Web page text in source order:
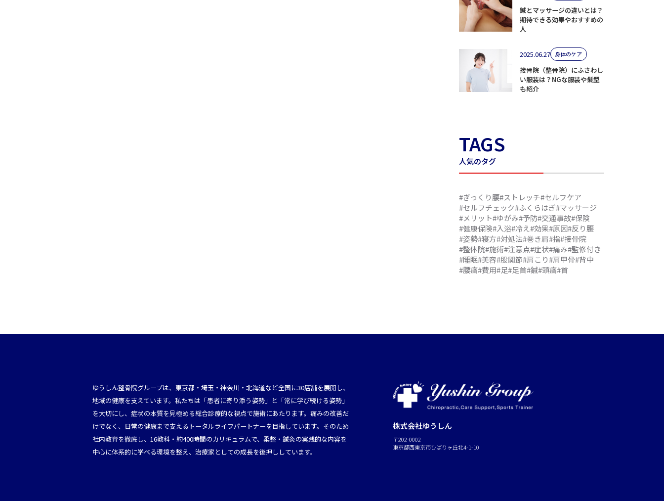
鍼とマッサージの違いとは？
期待できる効果やおすすめの
人
2025.06.27 身体のケア
接骨院（整骨院）にふさわし
い服装は？NGな服装や髪型
も紹介
TAGS
人気のタグ
#ぎっくり腰#ストレッチ#セルフケア
#セルフチェック#ふくらはぎ#マッサージ
#メリット#ゆがみ#予防#交通事故#保険
#健康保険#入浴#冷え#効果#原因#反り腰
#姿勢#寝方#対処法#巻き肩#指#接骨院
#整体院#施術#注意点#症状#痛み#監修付き
#睡眠#美容#股関節#肩こり#肩甲骨#背中
#腰痛#費用#足#足首#鍼#頭痛#首
ゆうしん整骨院グループは、東京都・埼玉・神奈川・北海道など全国に30店舗を展開し、
地域の健康を支えています。私たちは「患者に寄り添う姿勢」と「常に学び続ける姿勢」
を大切にし、症状の本質を見極める総合診療的な視点で施術にあたります。痛みの改善だ
けでなく、日常の健康まで支えるトータルライフパートナーを目指しています。そのため
社内教育を徹底し、16教科・約400時間のカリキュラムで、柔整・鍼灸の実践的な内容を
中心に体系的に学べる環境を整え、治療家としての成長を後押ししています。
株式会社ゆうしん
〒202-0002
東京都西東京市ひばりヶ丘北4-1-10